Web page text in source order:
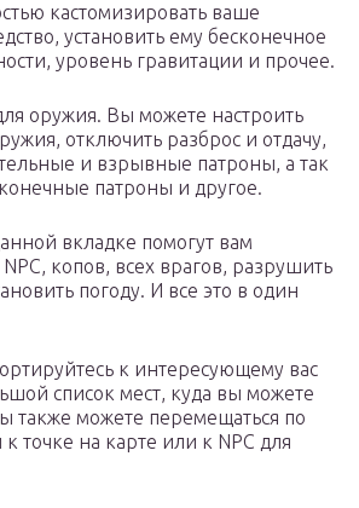
кастомизировать ваше
установить ему бесконечное
уровень гравитации и прочее.
оружия. Вы можете настроить
отключить разброс и отдачу,
и взрывные патроны, а так
патроны и другое.
вкладке помогут вам
копов, всех врагов, разрушить
погоду. И все это в один
к интересующему вас
список мест, куда вы можете
также можете перемещаться по
точке на карте или к NPC для